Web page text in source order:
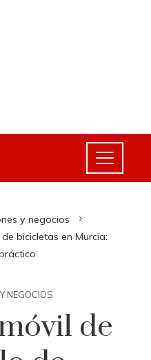
y negocios
bicicletas en Murcia:
NEGOCIOS
de